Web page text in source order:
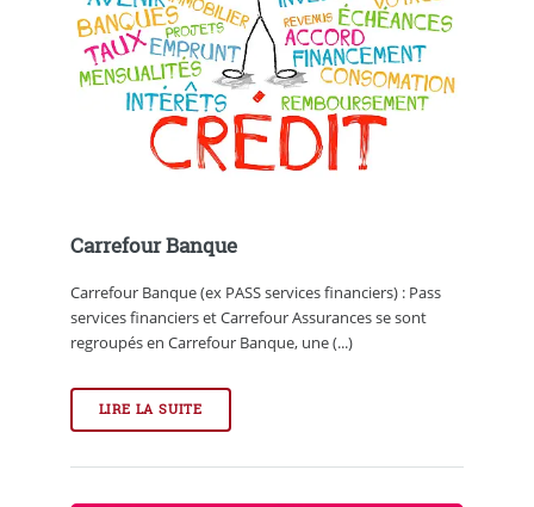
Carrefour Banque
Carrefour Banque (ex PASS services financiers) : Pass
services financiers et Carrefour Assurances se sont
regroupés en Carrefour Banque, une (...)
LIRE LA SUITE